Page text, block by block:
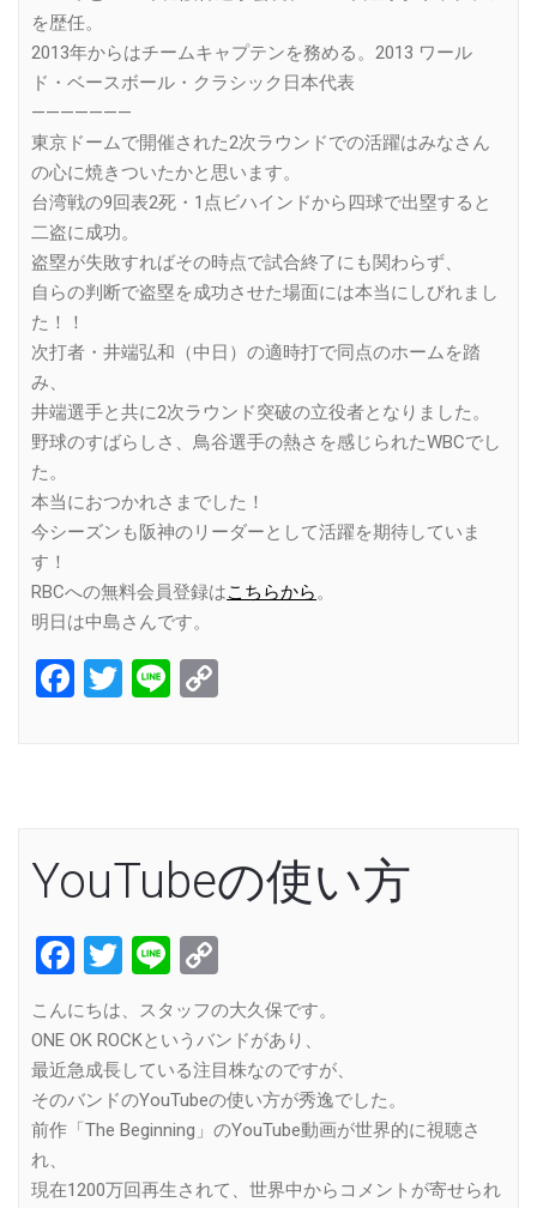
を歴任。
2013年からはチームキャプテンを務める。2013 ワール
ド・ベースボール・クラシック日本代表
———————
東京ドームで開催された2次ラウンドでの活躍はみなさん
の心に焼きついたかと思います。
台湾戦の9回表2死・1点ビハインドから四球で出塁すると
二盗に成功。
盗塁が失敗すればその時点で試合終了にも関わらず、
自らの判断で盗塁を成功させた場面には本当にしびれまし
た！！
次打者・井端弘和（中日）の適時打で同点のホームを踏
み、
井端選手と共に2次ラウンド突破の立役者となりました。
野球のすばらしさ、鳥谷選手の熱さを感じられたWBCでし
た。
本当におつかれさまでした！
今シーズンも阪神のリーダーとして活躍を期待していま
す！
RBCへの無料会員登録はこちらから。
明日は中島さんです。
Facebook
Twitter
Line
YouTubeの使い方
Facebook
Twitter
Line
Link
こんにちは、スタッフの大久保です。
ONE OK ROCKというバンドがあり、
最近急成長している注目株なのですが、
そのバンドのYouTubeの使い方が秀逸でした。
前作「The Beginning」のYouTube動画が世界的に視聴さ
れ、
現在1200万回再生されて、世界中からコメントが寄せられ